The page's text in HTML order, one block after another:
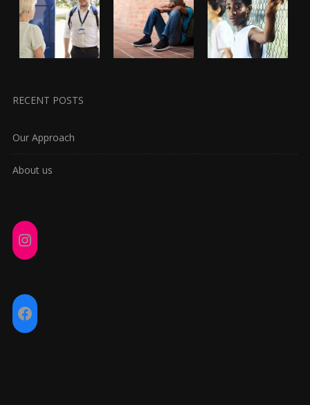
RECENT POSTS
Our Approach
About us
Instagram
Facebook